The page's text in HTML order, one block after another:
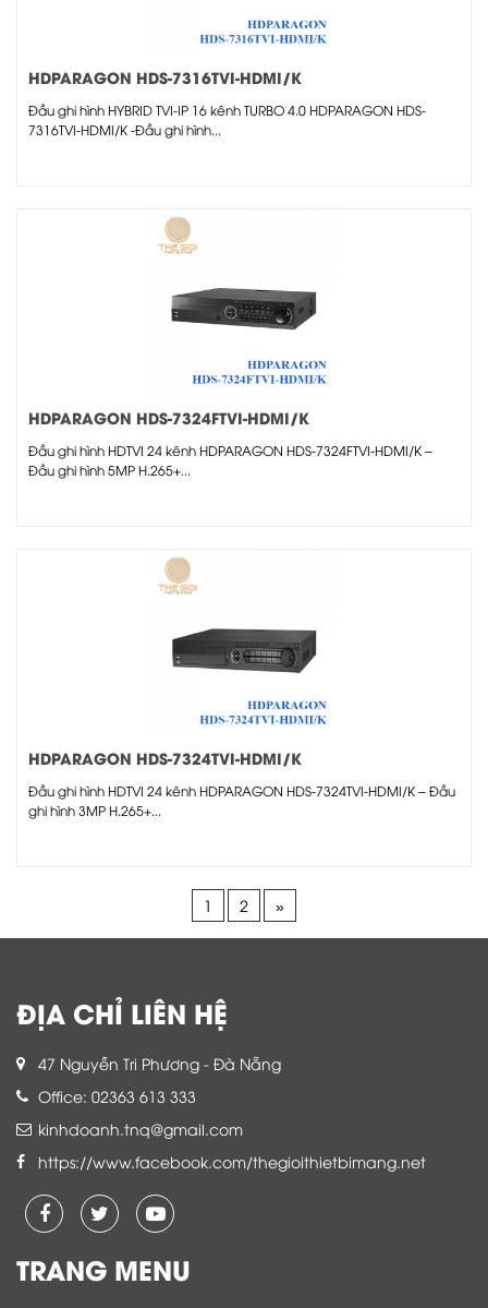
HDPARAGON HDS-7316TVI-HDMI/K
Đầu ghi hình HYBRID TVI-IP 16 kênh TURBO 4.0 HDPARAGON HDS-
7316TVI-HDMI/K -Đầu ghi hình...
HDPARAGON HDS-7324FTVI-HDMI/K
Đầu ghi hình HDTVI 24 kênh HDPARAGON HDS-7324FTVI-HDMI/K –
Đầu ghi hình 5MP H.265+...
HDPARAGON HDS-7324TVI-HDMI/K
Đầu ghi hình HDTVI 24 kênh HDPARAGON HDS-7324TVI-HDMI/K – Đầu
ghi hình 3MP H.265+...
1 2 »
ĐỊA CHỈ LIÊN HỆ
47 Nguyễn Tri Phương - Đà Nẵng
Office: 02363 613 333
kinhdoanh.tnq@gmail.com
https://www.facebook.com/thegioithietbimang.net
TRANG MENU